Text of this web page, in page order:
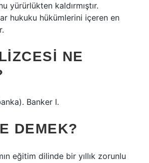
yürürlükten kaldırmıştır.
hukuku hükümlerini içeren en
NE
Banker I.
DEMEK?
eğitim dilinde bir yıllık zorunlu